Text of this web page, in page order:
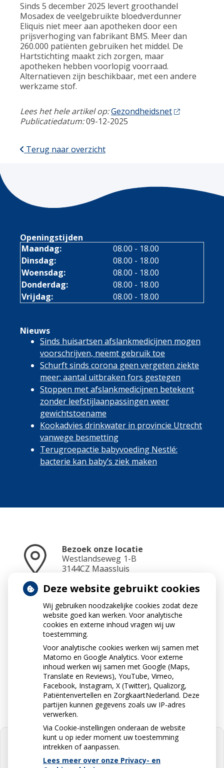
Sinds 5 december 2025 levert groothandel
Mosadex de veelgebruikte bloedverdunner
Eliquis niet meer aan apotheken door een
prijsverhoging van fabrikant BMS. Meer dan
260.000 patiënten gebruiken het middel. De
Hartstichting maakt zich zorgen, maar
apotheken hebben voorlopig voorraad.
Alternatieven zijn beschikbaar, met een andere
werkzame stof.
Lees het hele artikel op:Gezondheidsnet
Publicatiedatum:09-12-2025
Terug naar overzicht
Openingstijden
Maandag:
08.00 - 18.00
Dinsdag:
08.00 - 18.00
Woensdag:
08.00 - 18.00
Donderdag:
08.00 - 18.00
Vrijdag:
08.00 - 18.00
Nieuws
Sinds huisartsen afslankmedicijnen mogen
voorschrijven, neemt gebruik toe
Schurft sinds corona geen vergeten ziekte
meer: aantal uitbraken fors gestegen
Stoppen met afslankmedicijnen betekent
zonder leefstijlaanpassingen weer
gewichtstoename
Kookadvies drinkwater in provincie Utrecht
vanwege besmetting
Terugroepactie babyvoeding Nestlé:
bacterie kan baby’s ziek maken
Bezoek onze locatie
Westlandseweg 1-B
3144CZ Maassluis
Neem contact op
010-5912234
Stuur ons een e-mail
info@apotheekdejonge.nl
Deze website gebruikt cookies
Wij gebruiken noodzakelijke cookies zodat deze
website goed kan werken. Voor analytische
cookies en externe inhoud vragen wij uw
toestemming.
Voor analytische cookies werken wij samen met
Matomo en Google Analytics. Voor externe
inhoud werken wij samen met Google (Maps,
Translate en Reviews), YouTube, Vimeo,
Facebook, Instagram, X (Twitter), Qualizorg,
Patiëntenvertellen en ZorgkaartNederland. Deze
partijen kunnen gegevens zoals uw IP-adres
verwerken.
Via Cookie-instellingen onderaan de website
kunt u op ieder moment uw toestemming
intrekken of aanpassen.
Lees meer over onze Privacy- en